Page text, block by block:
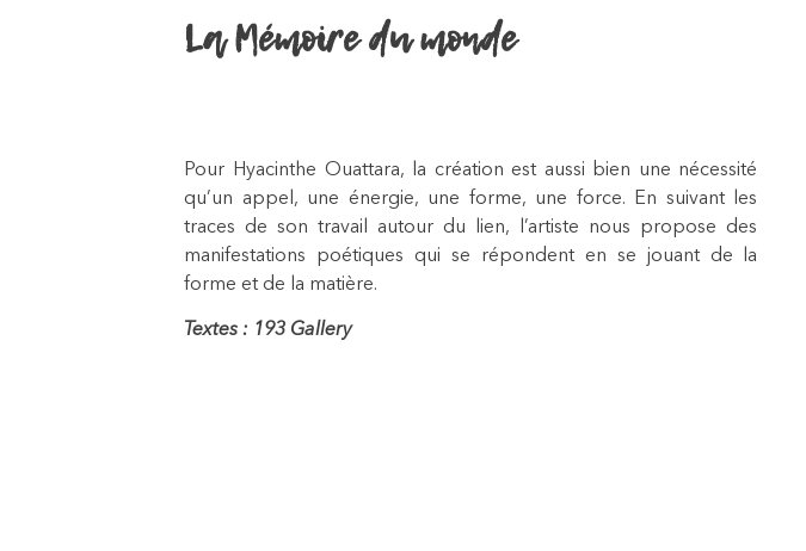
La Mémoire du monde
Pour Hyacinthe Ouattara, la création est aussi bien une nécessité
qu’un appel, une énergie, une forme, une force. En suivant les
traces de son travail autour du lien, l’artiste nous propose des
manifestations poétiques qui se répondent en se jouant de la
forme et de la matière.
Textes : 193 Gallery